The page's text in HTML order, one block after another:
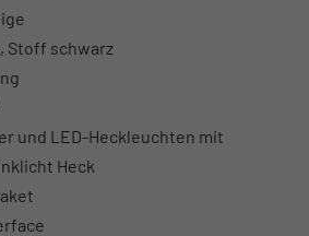
Stoff schwarz
und LED-Heckleuchten mit
Heck